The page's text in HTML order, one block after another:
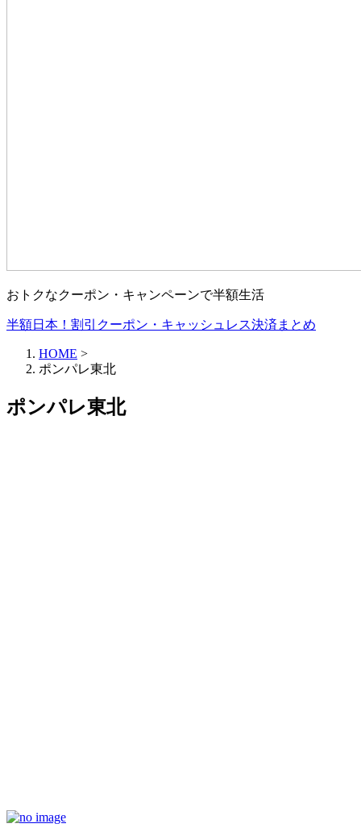
おトクなクーポン・キャンペーンで半額生活
半額日本！割引クーポン・キャッシュレス決済まとめ
HOME >
ポンパレ東北
ポンパレ東北